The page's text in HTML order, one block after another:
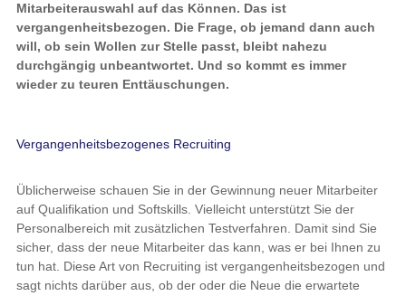
Mitarbeiterauswahl auf das Können. Das ist
vergangenheitsbezogen. Die Frage, ob jemand dann auch
will, ob sein Wollen zur Stelle passt, bleibt nahezu
durchgängig unbeantwortet. Und so kommt es immer
wieder zu teuren Enttäuschungen.
Vergangenheitsbezogenes Recruiting
Üblicherweise schauen Sie in der Gewinnung neuer Mitarbeiter
auf Qualifikation und Softskills. Vielleicht unterstützt Sie der
Personalbereich mit zusätzlichen Testverfahren. Damit sind Sie
sicher, dass der neue Mitarbeiter das kann, was er bei Ihnen zu
tun hat. Diese Art von Recruiting ist vergangenheitsbezogen und
sagt nichts darüber aus, ob der oder die Neue die erwartete